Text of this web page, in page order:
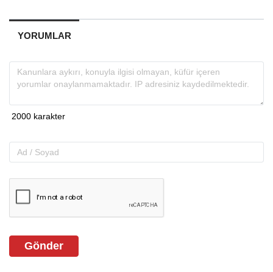
YORUMLAR
Gönder